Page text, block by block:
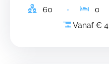
60 0
Vanaf €